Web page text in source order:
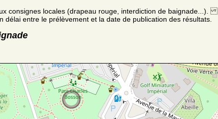
consignes locales (drapeau rouge, interdiction de baignade...).
délai entre le prélèvement et la date de publication des résultats.